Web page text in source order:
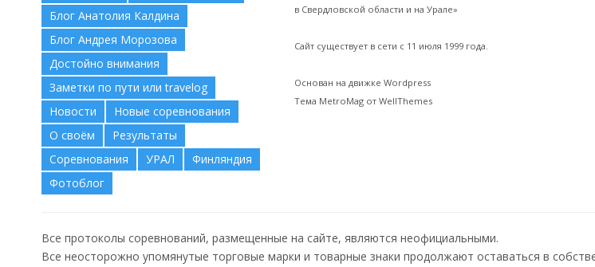
Блог Анатолия Калдина
Блог Андрея Морозова
Достойно внимания
Заметки по пути или travelog
Новости
Новые соревнования
О своём
Результаты
Соревнования
УРАЛ
Финляндия
Фотоблог
в Свердловской области и на Урале»
Сайт существует в сети с 11 июля 1999 года.
Основан на движке Wordpress
Тема MetroMag от WellThemes
Все протоколы соревнований, размещенные на сайте, являются неофициальными.
Все неосторожно упомянутые торговые марки и товарные знаки продолжают оставаться в